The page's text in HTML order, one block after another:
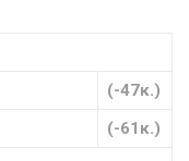
(-47κ.)
(-61κ.)